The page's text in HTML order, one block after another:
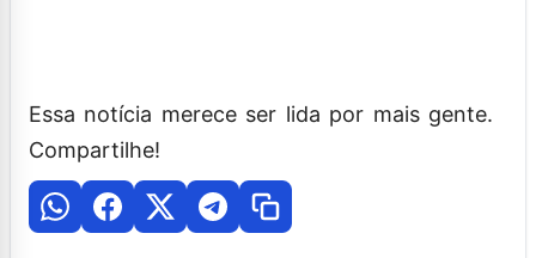
Essa notícia merece ser lida por mais gente.
Compartilhe!